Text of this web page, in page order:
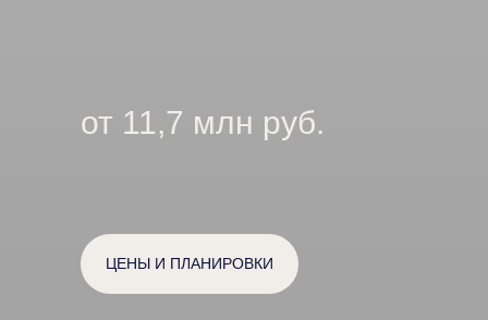
ЦЕНЫ И ПЛАНИРОВКИ
от 11,7 млн руб.